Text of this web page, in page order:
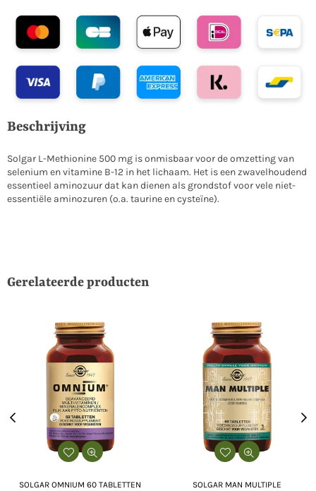
Beschrijving
Solgar L-Methionine 500 mg is onmisbaar voor de omzetting van
selenium en vitamine B-12 in het lichaam. Het is een zwavelhoudend
essentieel aminozuur dat kan dienen als grondstof voor vele niet-
essentiële aminozuren (o.a. taurine en cysteïne).
Gerelateerde producten
SOLGAR OMNIUM 60 TABLETTEN SOLGAR MAN MULTIPLE